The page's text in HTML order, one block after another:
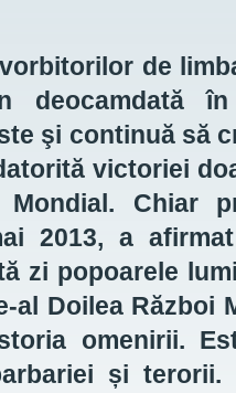
de
deocamdată
şi continuă să
victoriei
Chiar
2013, a
zi popoarele
al Doilea Război
omenirii.
și terorii.